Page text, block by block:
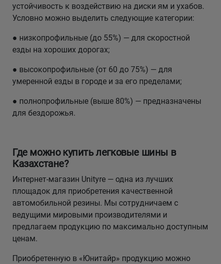
устойчивость к воздействию на диски ям и ухабов.
Условно можно выделить следующие категории:
● низкопрофильные (до 55%) — для скоростной
езды на хороших дорогах;
● высокопрофильные (от 60 до 75%) — для
умеренной езды в городе и за его пределами;
● полнопрофильные (выше 80%) — предназначены
для бездорожья.
Где можно купить легковые шины в
Казахстане?
Интернет-магазин Unityre — одна из лучших
площадок для приобретения качественной
автомобильной резины. Мы сотрудничаем с
ведущими мировыми производителями и
предлагаем продукцию по максимально доступным
ценам.
Приобретенную в «Юнитайр» продукцию можно